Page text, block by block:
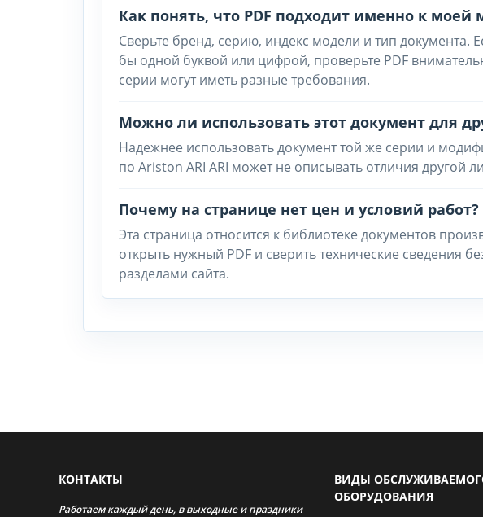
Как понять, что PDF подходит именно к моей
Сверьте бренд, серию, индекс модели и тип документа.
бы одной буквой или цифрой, проверьте PDF
серии могут иметь разные требования.
Можно ли использовать этот документ для
Надежнее использовать документ той же серии и
по Ariston ARI ARI может не описывать отличия другой
Почему на странице нет цен и условий работ?
Эта страница относится к библиотеке документов
открыть нужный PDF и сверить технические сведения
разделами сайта.
КОНТАКТЫ
Работаем каждый день, в выходные и праздники
ВИДЫ
ОБОРУДОВАНИЯ